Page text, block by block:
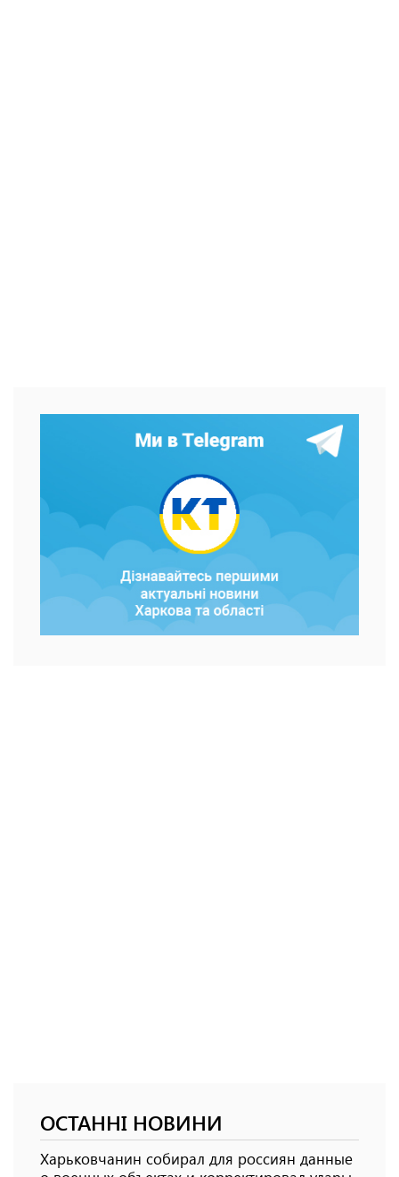
ОСТАННІ НОВИНИ
Харьковчанин собирал для россиян данные